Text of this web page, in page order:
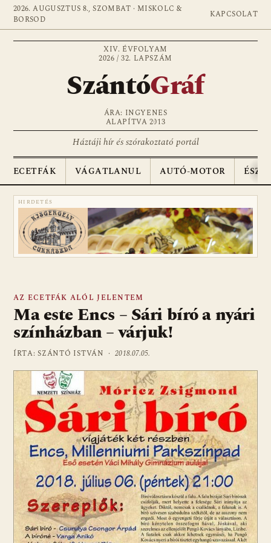
2026. AUGUSZTUS 8., SZOMBAT · MISKOLC &
BORSOD
KAPCSOLAT
XIV. ÉVFOLYAM
2026 / 32. LAPSZÁM
SzántóGráf
ÁRA: INGYENES
ALAPÍTVA 2013
Háztáji hír és szórakoztató portál
ECETFÁK VÁGATLANUL AUTÓ-MOTOR
HIRDETÉS
AZ ECETFÁK ALÓL JELENTEM
Ma este Encs – Sári bíró a nyári
színházban – várjuk!
ÍRTA: SZÁNTÓ ISTVÁN ·2018.07.05.